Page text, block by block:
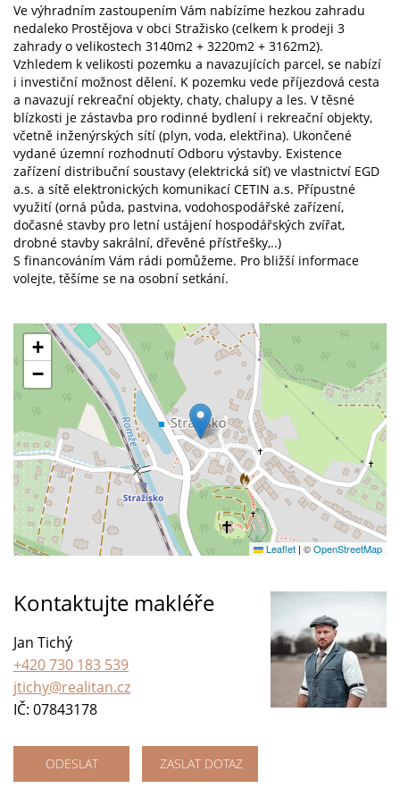
Ve výhradním zastoupením Vám nabízíme hezkou zahradu
nedaleko Prostějova v obci Stražisko (celkem k prodeji 3
zahrady o velikostech 3140m2 + 3220m2 + 3162m2).
Vzhledem k velikosti pozemku a navazujících parcel, se nabízí
i investiční možnost dělení. K pozemku vede příjezdová cesta
a navazují rekreační objekty, chaty, chalupy a les. V těsné
blízkosti je zástavba pro rodinné bydlení i rekreační objekty,
včetně inženýrských sítí (plyn, voda, elektřina). Ukončené
vydané územní rozhodnutí Odboru výstavby. Existence
zařízení distribuční soustavy (elektrická síť) ve vlastnictví EGD
a.s. a sítě elektronických komunikací CETIN a.s. Přípustné
využití (orná půda, pastvina, vodohospodářské zařízení,
dočasné stavby pro letní ustájení hospodářských zvířat,
drobné stavby sakrální, dřevěné přístřešky,..)
S financováním Vám rádi pomůžeme. Pro bližší informace
volejte, těšíme se na osobní setkání.
+
−
Leaflet |©OpenStreetMap
Kontaktujte makléře
Jan Tichý
+420 730 183 539
jtichy@realitan.cz
IČ: 07843178
ODESLAT ZASLAT DOTAZ